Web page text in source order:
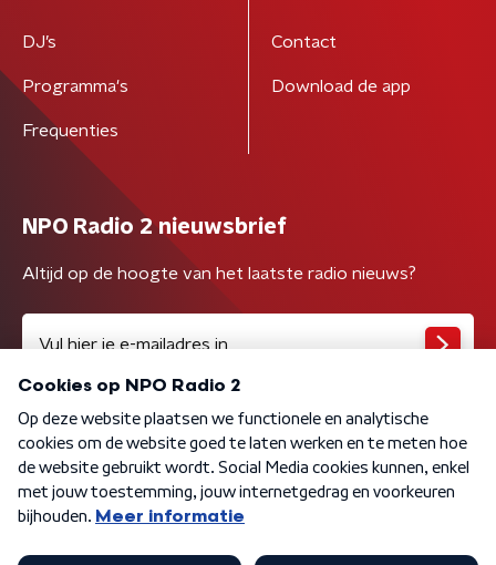
DJ’s
Programma's
Frequenties
Contact
Download de app
NPO Radio 2 nieuwsbrief
Altijd op de hoogte van het laatste radio nieuws?
Algemene voorwaarden